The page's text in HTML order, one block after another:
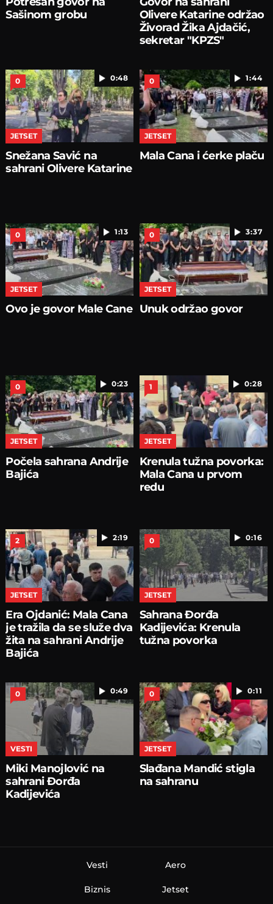
Sašinom grobu
Olivere Katarine održao
Živorad Žika Ajdačić,
sekretar "KPZS"
0:48
0
JETSET
Snežana Savić na
sahrani Olivere Katarine
1:44
0
JETSET
Mala Cana i ćerke plaču
1:13
0
JETSET
Ovo je govor Male Cane
3:37
0
JETSET
Unuk održao govor
0:23
0
JETSET
Počela sahrana Andrije
Bajića
0:28
1
JETSET
Krenula tužna povorka:
Mala Cana u prvom
redu
2:19
2
JETSET
Era Ojdanić: Mala Cana
je tražila da se služe dva
žita na sahrani Andrije
Bajića
0:16
0
JETSET
Sahrana Đorđa
Kadijevića: Krenula
tužna povorka
0:49
0
VESTI
Miki Manojlović na
sahrani Đorđa
Kadijevića
0:11
0
JETSET
Slađana Mandić stigla
na sahranu
Vesti
Biznis
Aero
Jetset